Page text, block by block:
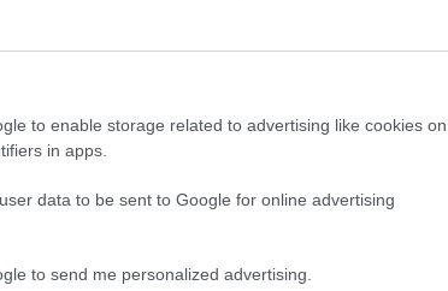
to enable storage related to advertising like cookies on
in apps.
data to be sent to Google for online advertising
to send me personalized advertising.
pálya kerül sorra